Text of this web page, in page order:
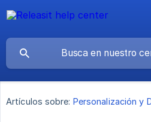
Artículos sobre: Personalización y